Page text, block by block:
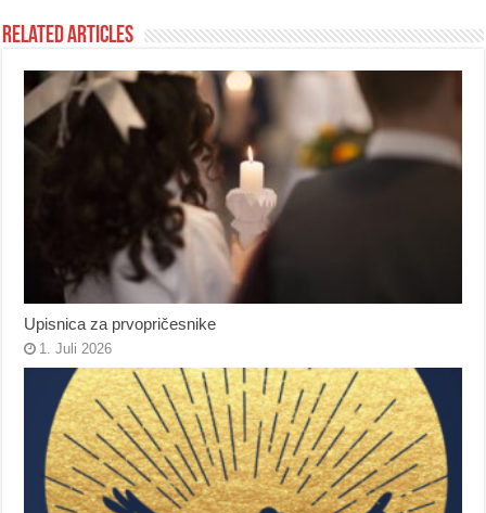
Related Articles
Upisnica za prvopričesnike
1. Juli 2026